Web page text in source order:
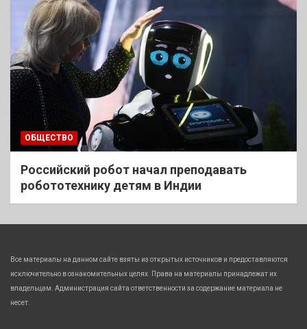
ОБЩЕСТВО
Российский робот начал преподавать
робототехнику детям в Индии
Все материалы на данном сайте взяты из открытых источников и предоставляются
исключительно в ознакомительных целях. Права на материалы принадлежат их
владельцам. Администрация сайта ответственности за содержание материала не
несет.